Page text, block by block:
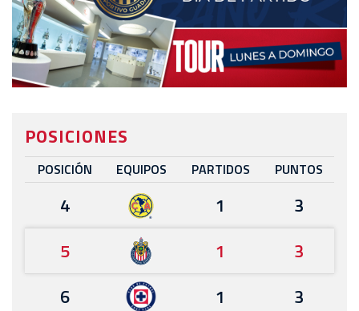
POSICIONES
POSICIÓN EQUIPOS PARTIDOS PUNTOS
4 1
3
5
1
3
6
1
3